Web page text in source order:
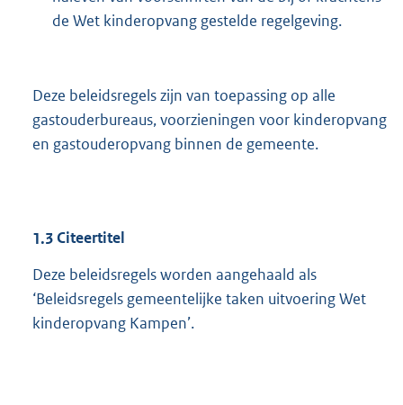
de Wet kinderopvang gestelde regelgeving.
Deze beleidsregels zijn van toepassing op alle
gastouderbureaus, voorzieningen voor kinderopvang
en gastouderopvang binnen de gemeente.
1.3Citeertitel
Deze beleidsregels worden aangehaald als
‘Beleidsregels gemeentelijke taken uitvoering Wet
kinderopvang Kampen’.